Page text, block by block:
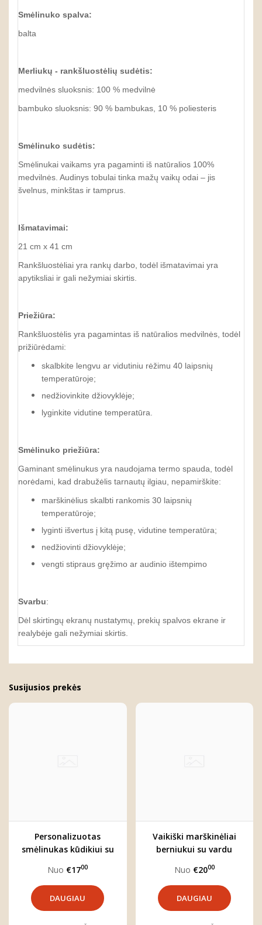
Smėlinuko spalva:
balta
Merliukų - rankšluostėlių sudėtis:
medvilnės sluoksnis: 100 % medvilnė
bambuko sluoksnis: 90 % bambukas, 10 % poliesteris
Smėlinuko sudėtis:
Smėlinukai vaikams yra pagaminti iš natūralios 100%
medvilnės. Audinys tobulai tinka mažų vaikų odai – jis
švelnus, minkštas ir tamprus.
Išmatavimai:
21 cm x 41 cm
Rankšluostėliai yra rankų darbo, todėl išmatavimai yra
apytiksliai ir gali nežymiai skirtis.
Priežiūra:
Rankšluostėlis yra pagamintas iš natūralios medvilnės, todėl
prižiūrėdami:
skalbkite lengvu ar vidutiniu rėžimu 40 laipsnių
temperatūroje;
nedžiovinkite džiovyklėje;
lyginkite vidutine temperatūra.
Smėlinuko priežiūra:
Gaminant smėlinukus yra naudojama termo spauda, todėl
norėdami, kad drabužėlis tarnautų ilgiau, nepamirškite:
marškinėlius skalbti rankomis 30 laipsnių
temperatūroje;
lyginti išvertus į kitą pusę, vidutine temperatūra;
nedžiovinti džiovyklėje;
vengti stipraus gręžimo ar audinio ištempimo
Svarbu:
Dėl skirtingų ekranų nustatymų, prekių spalvos ekrane ir
realybėje gali nežymiai skirtis.
Susijusios prekės
Personalizuotas
smėlinukas kūdikiui su
meška"
Nuo €1700
DAUGIAU
Vaikiški marškinėliai
berniukui su vardu
Nuo €2000
DAUGIAU